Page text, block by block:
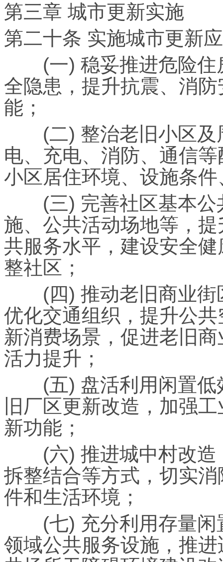
第三章 城市更新实施
第二十条 实施城市更新
(一) 稳妥推进危险住
全隐患，提升抗震、消
能；
(二) 整治老旧小区及
电、充电、消防、通信
小区居住环境、设施条
(三) 完善社区基本公
施、公共活动场地等，
共服务水平，建设安全
整社区；
(四) 推动老旧商业街
优化交通组织，提升公
新消费场景，促进老旧
活力提升；
(五) 盘活利用闲置低
旧厂区更新改造，加强
新功能；
(六) 推进城中村改造
拆整结合等方式，切实
件和生活环境；
(七) 充分利用存量闲
领域公共服务设施，推